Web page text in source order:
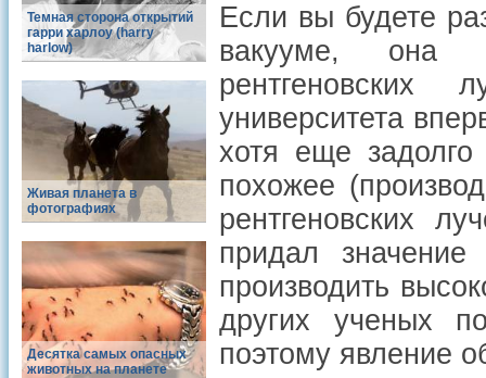
Темная сторона открытий
гарри харлоу (harry
harlow)
Живая планета в
фотографиях
Десятка самых опасных
животных на планете
Если вы будете
вакууме, она
рентгеновских
университета
хотя еще
похожее
рентгеновских
придал
производить
других ученых
поэтому явление